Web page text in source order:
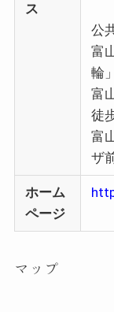
ス
公
富
輪
富
徒
富
ザ
ホーム
ページ
マップ